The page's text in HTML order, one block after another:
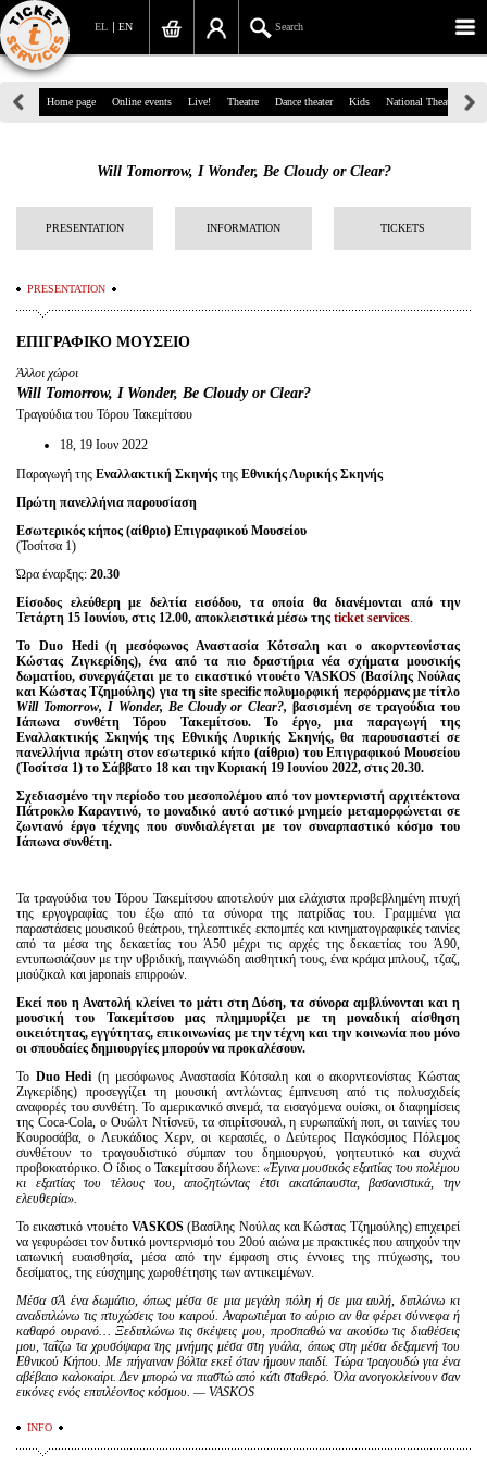
EN
EL Search
39, Panepistimiou Str, Athens
info@ticketservices.gr
Check out
Personal Data
Home page Online events Live! Theatre Dance theater Kids National Theatre
Will Tomorrow, I Wonder, Be Cloudy or Clear?
PRESENTATION INFORMATION TICKETS
PRESENTATION
ΕΠΙΓΡΑΦΙΚΟ ΜΟΥΣΕΙΟ
Άλλοι χώροι
Will Tomorrow, I Wonder, Be Cloudy or Clear?
Τραγούδια του Τόρου Τακεμίτσου
18, 19 Ιουν 2022
Παραγωγή της Εναλλακτική Σκηνής της Εθνικής Λυρικής Σκηνής
Πρώτη πανελλήνια παρουσίαση
Εσωτερικός κήπος (αίθριο) Επιγραφικού Μουσείου
(Τοσίτσα 1)
Ώρα έναρξης: 20.30
Eίσοδος ελεύθερη με δελτία εισόδου, τα οποία θα διανέμονται από την
Τετάρτη 15 Ιουνίου, στις 12.00, αποκλειστικά μέσω της ticket services.
Το Duo Hedi (η μεσόφωνος Αναστασία Κότσαλη και ο ακορντεονίστας
Κώστας Ζιγκερίδης), ένα από τα πιο δραστήρια νέα σχήματα μουσικής
δωματίου, συνεργάζεται με το εικαστικό ντουέτο VASKOS (Βασίλης Νούλας
και Κώστας Τζημούλης) για τη site specific πολυμορφική περφόρμανς με τίτλο
Will Tomorrow, Ι Wonder, Be Cloudy or Clear?,βασισμένη σε τραγούδια του
Ιάπωνα συνθέτη Τόρου Τακεμίτσου. Το έργο, μια παραγωγή της
Εναλλακτικής Σκηνής της Εθνικής Λυρικής Σκηνής, θα παρουσιαστεί σε
πανελλήνια πρώτη στον εσωτερικό κήπο (αίθριο) του Επιγραφικού Μουσείου
(Τοσίτσα 1) το Σάββατο 18 και την Κυριακή 19 Ιουνίου 2022, στις 20.30.
Σχεδιασμένο την περίοδο του μεσοπολέμου από τον μοντερνιστή αρχιτέκτονα
Πάτροκλο Καραντινό, το μοναδικό αυτό αστικό μνημείο μεταμορφώνεται σε
ζωντανό έργο τέχνης που συνδιαλέγεται με τον συναρπαστικό κόσμο του
Ιάπωνα συνθέτη.
Τα τραγούδια του Τόρου Τακεμίτσου αποτελούν μια ελάχιστα προβεβλημένη πτυχή
της εργογραφίας του έξω από τα σύνορα της πατρίδας του. Γραμμένα για
παραστάσεις μουσικού θεάτρου, τηλεοπτικές εκπομπές και κινηματογραφικές ταινίες
από τα μέσα της δεκαετίας του Ά50 μέχρι τις αρχές της δεκαετίας του Ά90,
εντυπωσιάζουν με την υβριδική, παιγνιώδη αισθητική τους, ένα κράμα μπλουζ, τζαζ,
μιούζικαλ και japonais επιρροών.
Εκεί που η Ανατολή κλείνει το μάτι στη Δύση, τα σύνορα αμβλύνονται και η
μουσική του Τακεμίτσου μας πλημμυρίζει με τη μοναδική αίσθηση
οικειότητας, εγγύτητας, επικοινωνίας με την τέχνη και την κοινωνία που μόνο
οι σπουδαίες δημιουργίες μπορούν να προκαλέσουν.
Το Duo Hedi (η μεσόφωνος Αναστασία Κότσαλη και ο ακορντεονίστας Κώστας
Ζιγκερίδης) προσεγγίζει τη μουσική αντλώντας έμπνευση από τις πολυσχιδείς
αναφορές του συνθέτη. Το αμερικανικό σινεμά, τα εισαγόμενα ουίσκι, οι διαφημίσεις
της Coca-Cola, ο Ουώλτ Ντίσνεϋ, τα σπιρίτσουαλ, η ευρωπαϊκή ποπ, οι ταινίες του
Κουροσάβα, ο Λευκάδιος Χερν, οι κερασιές, ο Δεύτερος Παγκόσμιος Πόλεμος
συνθέτουν το τραγουδιστικό σύμπαν του δημιουργού, γοητευτικό και συχνά
προβοκατόρικο. Ο ίδιος ο Τακεμίτσου δήλωνε: «Έγινα μουσικός εξαιτίας του πολέμου
κι εξαιτίας του τέλους του, αποζητώντας έτσι ακατάπαυστα, βασανιστικά, την
ελευθερία».
Το εικαστικό ντουέτο VASKOS (Βασίλης Νούλας και Κώστας Τζημούλης) επιχειρεί
να γεφυρώσει τον δυτικό μοντερνισμό του 20ού αιώνα με πρακτικές που απηχούν την
ιαπωνική ευαισθησία, μέσα από την έμφαση στις έννοιες της πτύχωσης, του
δεσίματος, της εύσχημης χωροθέτησης των αντικειμένων.
Μέσα σΆ ένα δωμάτιο, όπως μέσα σε μια μεγάλη πόλη ή σε μια αυλή, διπλώνω κι
αναδιπλώνω τις πτυχώσεις του καιρού. Αναρωτιέμαι το αύριο αν θα φέρει σύννεφα ή
καθαρό ουρανό… Ξεδιπλώνω τις σκέψεις μου, προσπαθώ να ακούσω τις διαθέσεις
μου, ταΐζω τα χρυσόψαρα της μνήμης μέσα στη γυάλα, όπως στη μέσα δεξαμενή του
Εθνικού Κήπου. Με πήγαιναν βόλτα εκεί όταν ήμουν παιδί. Τώρα τραγουδώ για ένα
αβέβαιο καλοκαίρι. Δεν μπορώ να πιαστώ από κάτι σταθερό. Όλα ανοιγοκλείνουν σαν
εικόνες ενός επιπλέοντος κόσμου. — VASKOS
INFO